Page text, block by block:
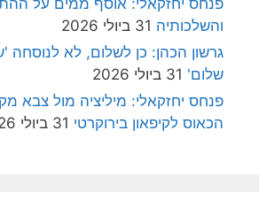
פנחס יחזקאלי: אוסף ממים על
והשלכותיה 31 ביולי 2026
גרשון הכהן: כן לשלום, לא
שלום' 31 ביולי 2026
פנחס יחזקאלי: מיליציה מול צבא
הכאוס לקיפאון בירוקרטי 31 ביולי 2026